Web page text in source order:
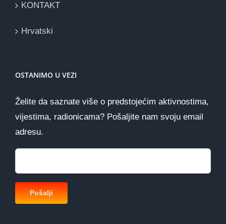
KONTAKT
Hrvatski
OSTANIMO U VEZI
Želite da saznate više o predstojećim aktivnostima,
vijestima, radionicama? Pošaljite nam svoju email
adresu.